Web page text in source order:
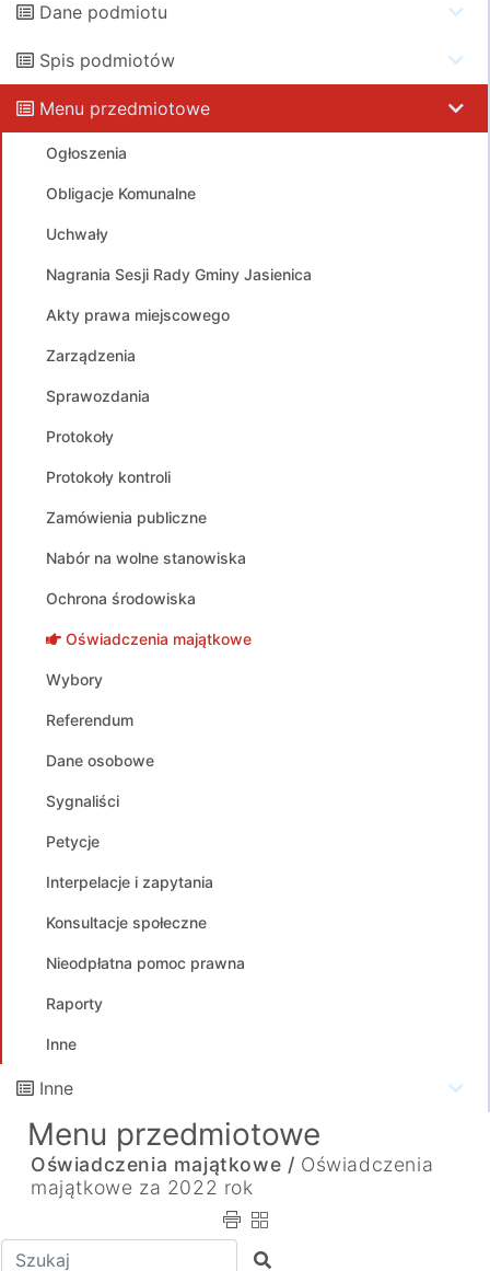
Dane podmiotu
Spis podmiotów
Menu przedmiotowe
Ogłoszenia
Obligacje Komunalne
Uchwały
Nagrania Sesji Rady Gminy Jasienica
Akty prawa miejscowego
Zarządzenia
Sprawozdania
Protokoły
Protokoły kontroli
Zamówienia publiczne
Nabór na wolne stanowiska
Ochrona środowiska
Oświadczenia majątkowe
Wybory
Referendum
Dane osobowe
Sygnaliści
Petycje
Interpelacje i zapytania
Konsultacje społeczne
Nieodpłatna pomoc prawna
Raporty
Inne
Inne
Menu przedmiotowe
Oświadczenia majątkowe / Oświadczenia
majątkowe za 2022 rok
Wpisz tekst do wyszukania Szukaj